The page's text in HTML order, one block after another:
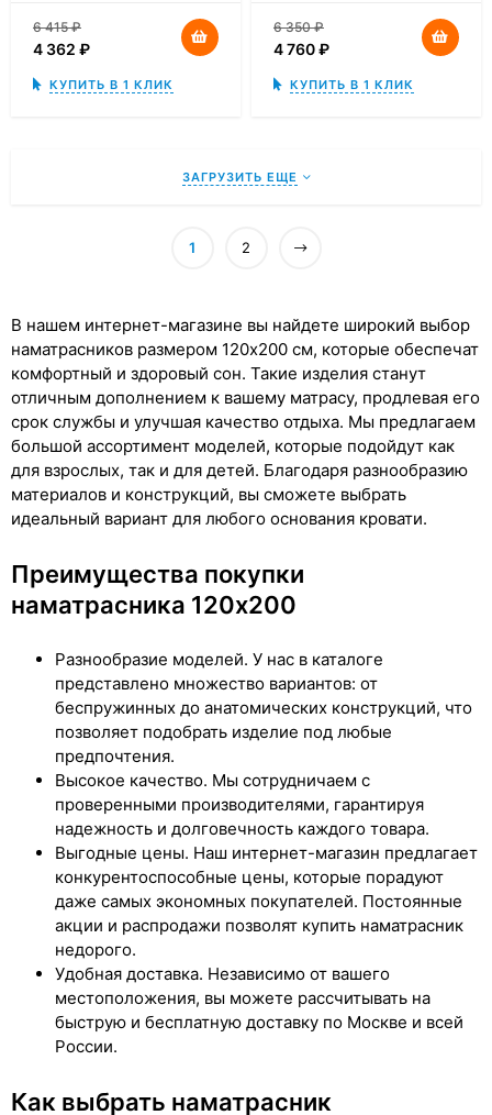
6 415₽
4 362 ₽
КУПИТЬ В 1 КЛИК
6 350₽
4 760₽
КУПИТЬ В 1 КЛИК
ЗАГРУЗИТЬ ЕЩЕ
1 2
В нашем интернет-магазине вы найдете широкий выбор
наматрасников размером 120x200 см, которые обеспечат
комфортный и здоровый сон. Такие изделия станут
отличным дополнением к вашему матрасу, продлевая его
срок службы и улучшая качество отдыха. Мы предлагаем
большой ассортимент моделей, которые подойдут как
для взрослых, так и для детей. Благодаря разнообразию
материалов и конструкций, вы сможете выбрать
идеальный вариант для любого основания кровати.
Преимущества покупки
наматрасника 120х200
Разнообразие моделей. У нас в каталоге
представлено множество вариантов: от
беспружинных до анатомических конструкций, что
позволяет подобрать изделие под любые
предпочтения.
Высокое качество. Мы сотрудничаем с
проверенными производителями, гарантируя
надежность и долговечность каждого товара.
Выгодные цены. Наш интернет-магазин предлагает
конкурентоспособные цены, которые порадуют
даже самых экономных покупателей. Постоянные
акции и распродажи позволят купить наматрасник
недорого.
Удобная доставка. Независимо от вашего
местоположения, вы можете рассчитывать на
быструю и бесплатную доставку по Москве и всей
России.
Как выбрать наматрасник